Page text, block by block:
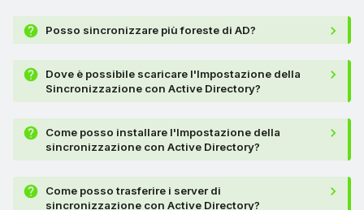
Posso sincronizzare più foreste di AD?
Dove è possibile scaricare l'Impostazione della
Sincronizzazione con Active Directory?
Come posso installare l'Impostazione della
sincronizzazione con Active Directory?
Come posso trasferire i server di
sincronizzazione con Active Directory?